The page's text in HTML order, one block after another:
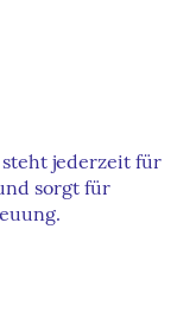
jederzeit für
sorgt für